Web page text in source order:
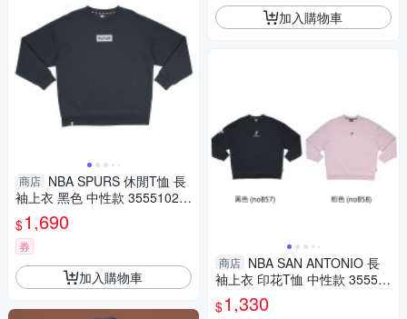
商店 NBA SPURS 休閒T恤 長
袖上衣 黑色 中性款 35551025
20 noB81
$1,690
券
加入購物車
加入購物車
商店 NBA SAN ANTONIO 長
袖上衣 印花T恤 中性款 35551
008
$1,330